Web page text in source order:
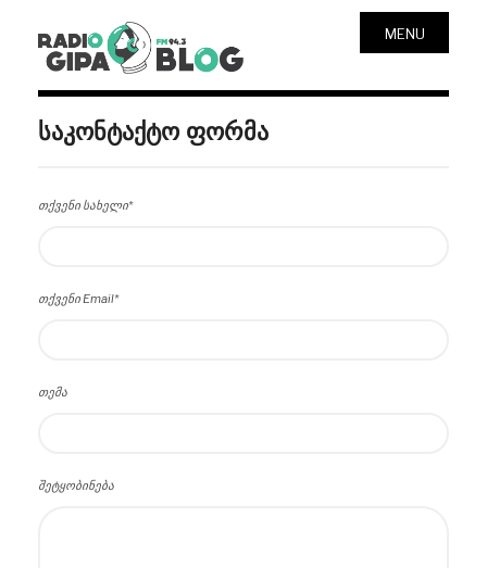
MENU
საკონტაქტო ფორმა
თქვენი სახელი*
თქვენი Email*
თემა
შეტყობინება